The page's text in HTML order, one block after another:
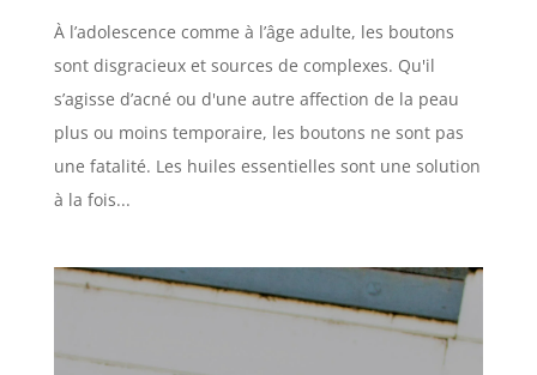
À l’adolescence comme à l’âge adulte, les boutons
sont disgracieux et sources de complexes. Qu'il
s’agisse d’acné ou d'une autre affection de la peau
plus ou moins temporaire, les boutons ne sont pas
une fatalité. Les huiles essentielles sont une solution
à la fois...